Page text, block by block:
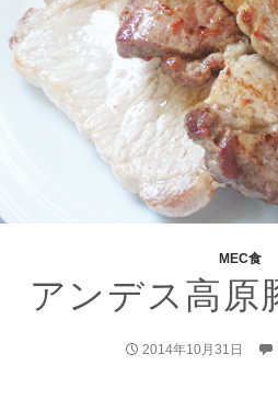
MEC食
アンデス高原
2014年10月31日